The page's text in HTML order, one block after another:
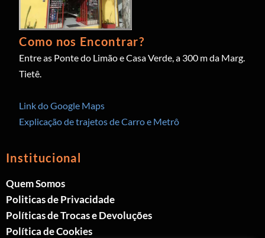
Como nos Encontrar?
Entre as Ponte do Limão e Casa Verde, a 300 m da Marg.
Tietê.
Link do Google Maps
Explicação de trajetos de Carro e Metrô
Institucional
Quem Somos
Politicas de Privacidade
Políticas de Trocas e Devoluções
Política de Cookies